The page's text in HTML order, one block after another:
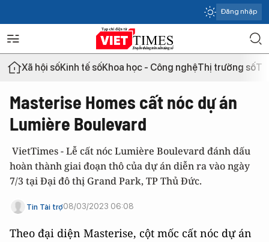
Đăng nhập
Xã hội sốKinh tế sốKhoa học - Công nghệThị trường số
Masterise Homes cất nóc dự án
Lumière Boulevard
VietTimes - Lễ cất nóc Lumière Boulevard đánh dấu
hoàn thành giai đoạn thô của dự án diễn ra vào ngày
7/3 tại Đại đô thị Grand Park, TP Thủ Đức.
Tin Tài trợ08/03/2023 06:08
Theo đại diện Masterise, cột mốc cất nóc dự án